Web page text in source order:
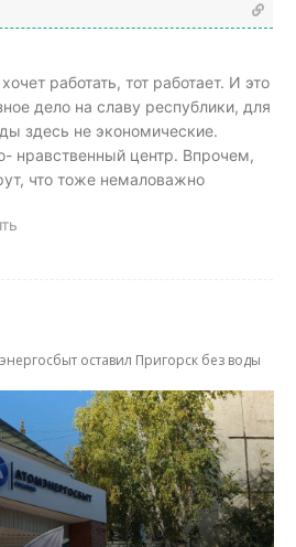
работать, тот работает. И это
дело на славу республики, для
здесь не экономические.
нравственный центр. Впрочем,
что тоже немаловажно